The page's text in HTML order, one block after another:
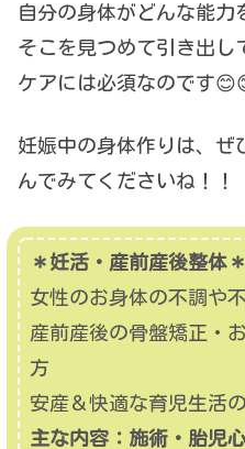
自分の身体がどんな能力
そこを見つめて引き出し
ケアには必須なのです
妊娠中の身体作りは、ぜ
んでみてくださいね！！
＊妊活・産前産後整体＊
女性のお身体の不調や
産前産後の骨盤矯正・
方
安産＆快適な育児生活
主な内容：施術・胎児